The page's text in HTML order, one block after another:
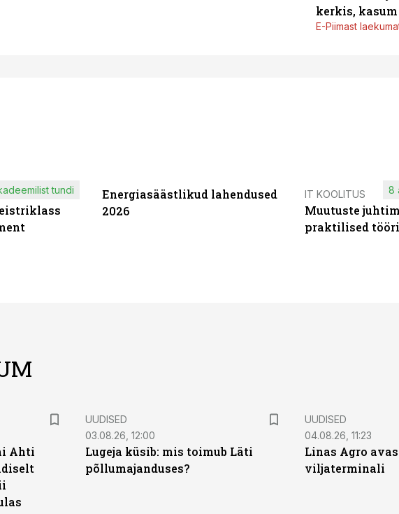
kerkis,
E-Piimast
tundi
Energiasäästlikud lahendused
2026
IT KOOLITUS
Muutuste
praktilised
8
Ahti
UUDISED
03.08.26, 12:00
Lugeja küsib: mis toimub Läti
põllumajanduses?
UUDISED
04.08.26, 11:23
Linas Agro
viljaterminali